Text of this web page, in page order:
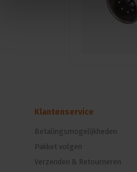
Klantenservice
Betalingsmogelijkheden
Pakket volgen
Verzenden & Retourneren